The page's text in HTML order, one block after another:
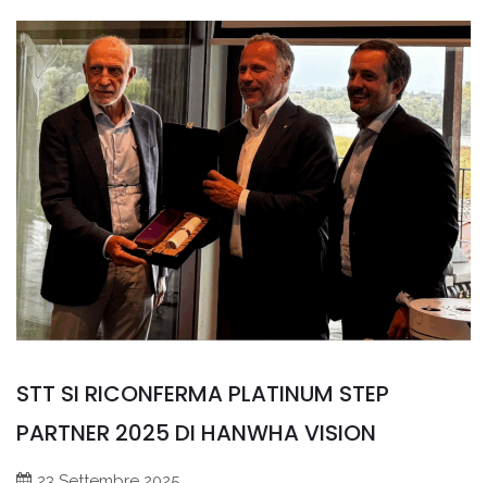
STT SI RICONFERMA PLATINUM STEP
PARTNER 2025 DI HANWHA VISION